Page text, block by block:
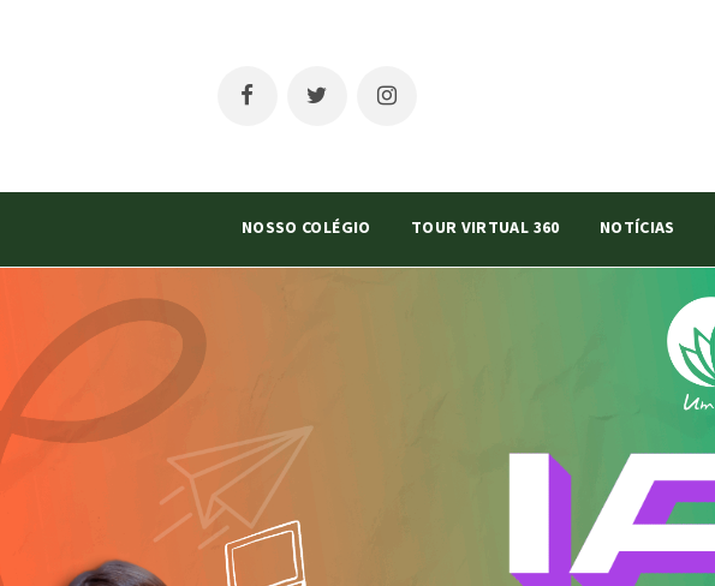
NOSSO COLÉGIO TOUR VIRTUAL 360 NOTÍCIAS